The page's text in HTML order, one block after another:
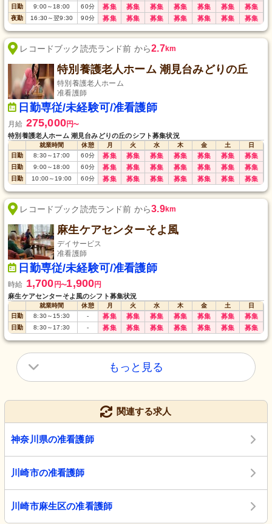
日勤 9:00～18:00 60分 募集 募集 募集 募集 募集 募集 募集
夜勤 16:30～翌9:30 90分 募集 募集 募集 募集 募集 募集 募集
レコードブック読売ランド前 から2.7km
特別養護老人ホーム 潮見台みどりの丘
特別養護老人ホーム
准看護師
日勤専従/未経験可/准看護師
月給 275,000円〜
特別養護老人ホーム 潮見台みどりの丘のシフト募集状況
就業時間 休憩 月 火 水 木 金 土
日
日勤
8:30～17:00 60分 募集 募集 募集 募集 募集 募集 募集
日勤 9:00～18:00 60分 募集 募集 募集 募集 募集 募集 募集
日勤 10:00～19:00 60分 募集 募集 募集 募集 募集 募集 募集
レコードブック読売ランド前 から3.9km
麻生ケアセンターそよ風
デイサービス
准看護師
日勤専従/未経験可/准看護師
時給 1,700 円〜1,900円
麻生ケアセンターそよ風のシフト募集状況
就業時間 休憩 月 火 水 木 金 土
日
日勤
8:30～15:30 - 募集 募集 募集 募集 募集 募集 募集
日勤 8:30～17:30 - 募集 募集 募集 募集 募集 募集 募集
もっと見る
関連する求人
神奈川県の准看護師
川崎市の准看護師
川崎市麻生区の准看護師